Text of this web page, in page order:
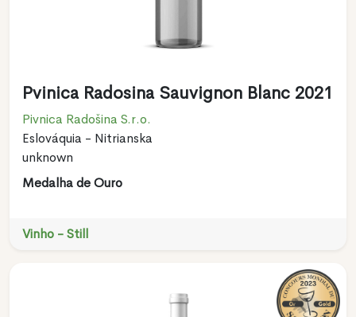
Pvinica Radosina Sauvignon Blanc 2021
Pivnica Radošina S.r.o.
Eslováquia - Nitrianska
unknown
Medalha de Ouro
Vinho - Still